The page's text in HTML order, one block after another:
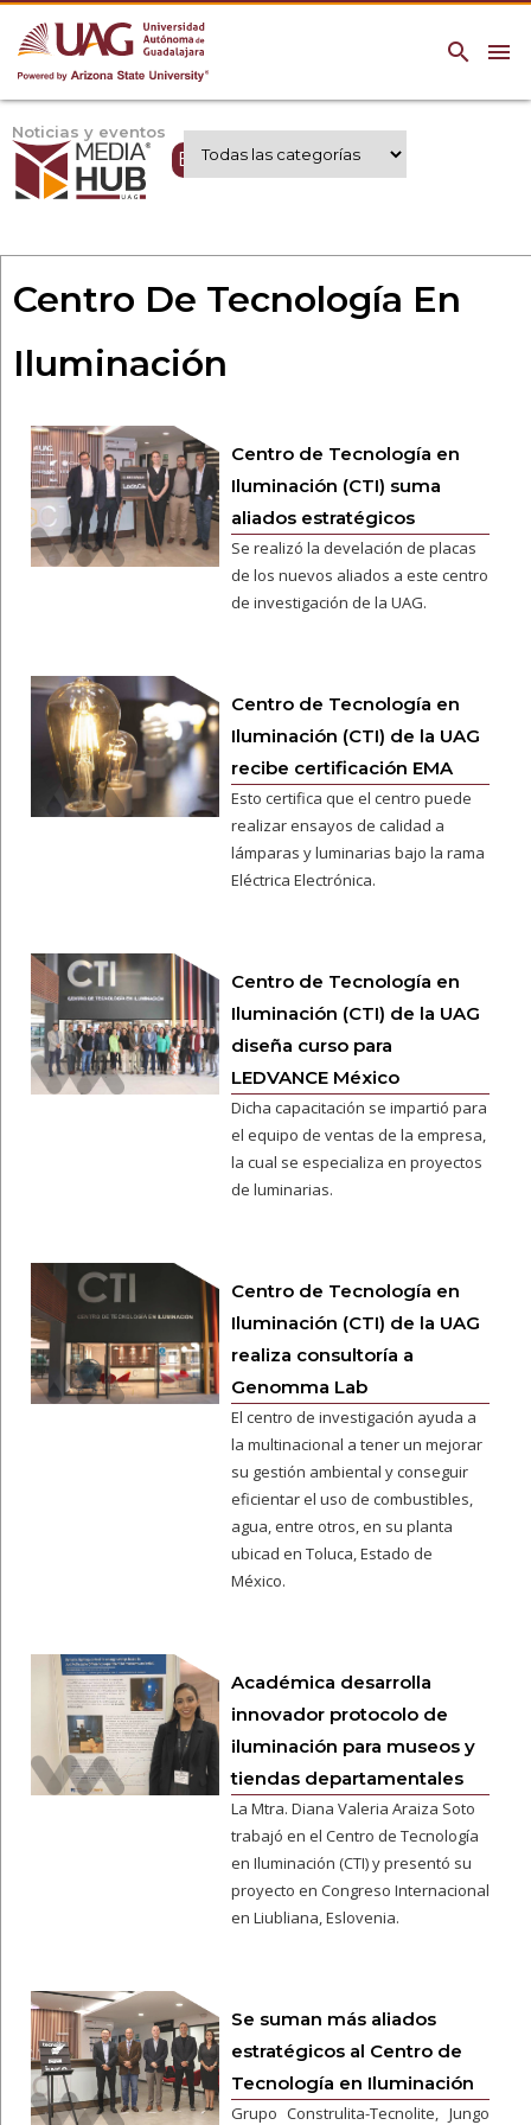
menu
search
Noticias y eventos
Expertos UAG
Centro De Tecnología En
Iluminación
Centro de Tecnología en
Iluminación (CTI) suma
aliados estratégicos
Se realizó la develación de placas
de los nuevos aliados a este centro
de investigación de la UAG.
Centro de Tecnología en
Iluminación (CTI) de la UAG
recibe certificación EMA
Esto certifica que el centro puede
realizar ensayos de calidad a
lámparas y luminarias bajo la rama
Eléctrica Electrónica.
Centro de Tecnología en
Iluminación (CTI) de la UAG
diseña curso para
LEDVANCE México
Dicha capacitación se impartió para
el equipo de ventas de la empresa,
la cual se especializa en proyectos
de luminarias.
Centro de Tecnología en
Iluminación (CTI) de la UAG
realiza consultoría a
Genomma Lab
El centro de investigación ayuda a
la multinacional a tener un mejorar
su gestión ambiental y conseguir
eficientar el uso de combustibles,
agua, entre otros, en su planta
ubicad en Toluca, Estado de
México.
Académica desarrolla
innovador protocolo de
iluminación para museos y
tiendas departamentales
La Mtra. Diana Valeria Araiza Soto
trabajó en el Centro de Tecnología
en Iluminación (CTI) y presentó su
proyecto en Congreso Internacional
en Liubliana, Eslovenia.
Se suman más aliados
estratégicos al Centro de
Tecnología en Iluminación
Grupo Construlita-Tecnolite, Jungo